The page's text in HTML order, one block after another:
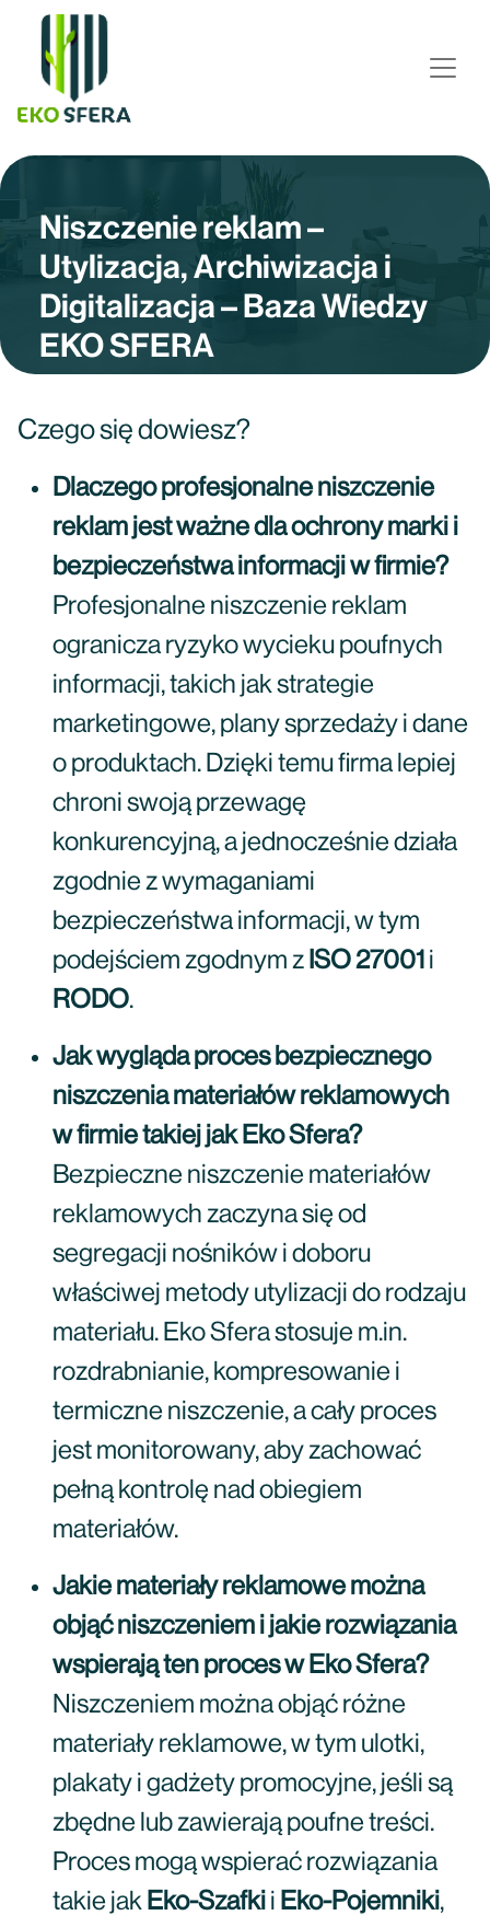
Niszczenie reklam –
Utylizacja, Archiwizacja i
Digitalizacja – Baza Wiedzy
EKO SFERA
Czego się dowiesz?
Dlaczego profesjonalne niszczenie
reklam jest ważne dla ochrony marki i
bezpieczeństwa informacji w firmie?
Profesjonalne niszczenie reklam
ogranicza ryzyko wycieku poufnych
informacji, takich jak strategie
marketingowe, plany sprzedaży i dane
o produktach. Dzięki temu firma lepiej
chroni swoją przewagę
konkurencyjną, a jednocześnie działa
zgodnie z wymaganiami
bezpieczeństwa informacji, w tym
podejściem zgodnym z ISO 27001 i
RODO.
Jak wygląda proces bezpiecznego
niszczenia materiałów reklamowych
w firmie takiej jak Eko Sfera?
Bezpieczne niszczenie materiałów
reklamowych zaczyna się od
segregacji nośników i doboru
właściwej metody utylizacji do rodzaju
materiału. Eko Sfera stosuje m.in.
rozdrabnianie, kompresowanie i
termiczne niszczenie, a cały proces
jest monitorowany, aby zachować
pełną kontrolę nad obiegiem
materiałów.
Jakie materiały reklamowe można
objąć niszczeniem i jakie rozwiązania
wspierają ten proces w Eko Sfera?
Niszczeniem można objąć różne
materiały reklamowe, w tym ulotki,
plakaty i gadżety promocyjne, jeśli są
zbędne lub zawierają poufne treści.
Proces mogą wspierać rozwiązania
takie jak Eko-Szafki i Eko-Pojemniki,